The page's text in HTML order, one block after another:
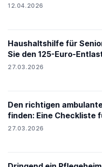
12.04.2026
Haushaltshilfe für
Sie den 125-Euro-
27.03.2026
Den richtigen
finden: Eine Checkliste
27.03.2026